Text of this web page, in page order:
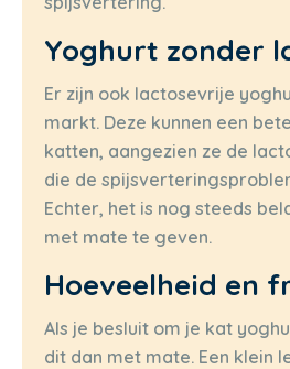
Yoghurt zonder
Er zijn ook lactosevrije
markt. Deze kunnen een
katten, aangezien ze de
die de
Echter, het is nog steeds
met mate te geven.
Hoeveelheid en
Als je besluit om je kat
dit dan met mate. Een klein